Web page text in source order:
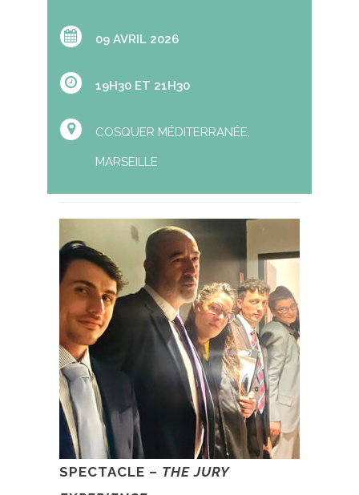
09 AVRIL 2026
19H30 ET 21H30
COSQUER MÉDITERRANÉE,
MARSEILLE
SPECTACLE – THE JURY